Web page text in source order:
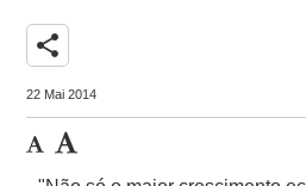
share
22 Mai 2014